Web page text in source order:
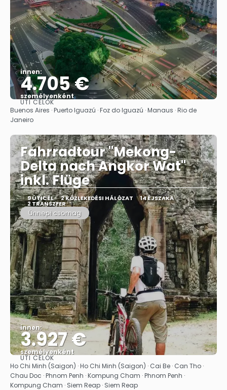
innen:
4.705 €
személyenként
Megnézem
ÚTI CÉLOK
Buenos Aires · Puerto Iguazú · Foz do Iguazú · Manaus · Rio de
Janeiro
Fahrradtour "Mekong-
Delta nach Angkor Wat"
inkl. Flüge
9 ÚTICÉL 2 KÖZLEKEDÉSI HÁLÓZAT 14 ÉJSZAKA
2 TRANSZFER
Ünnepi csomag
innen:
3.927 €
személyenként
Megnézem
ÚTI CÉLOK
Ho Chi Minh (Saigon) · Ho Chi Minh (Saigon) · Cai Be · Can Tho ·
Chau Doc · Phnom Penh · Kompung Cham · Phnom Penh ·
Kompung Cham · Siem Reap · Siem Reap